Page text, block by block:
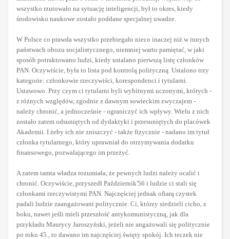
wszystko rzutowało na sytuację inteligencji, był to okres, kiedy
środowisko naukowe zostało poddane specjalnej uwadze.
W Polsce co prawda wszystko przebiegało nieco inaczej niż w innych
państwach obozu socjalistycznego, niemniej warto pamiętać, w jaki
sposób potraktowano ludzi, kiedy ustalano pierwszą listę członków
PAN. Oczywiście, była to lista pod kontrolą polityczną. Ustalono trzy
kategorie: członkowie rzeczywiści, korespondenci i tytularni.
Ustawowo. Przy czym ci tytularni byli wybitnymi uczonymi, których -
z różnych względów, zgodnie z dawnym sowieckim zwyczajem -
należy chronić, a jednocześnie - ograniczyć ich wpływy. Wielu z nich
zostało zatem odsuniętych od dydaktyki i przesuniętych do placówek
Akademii. I żeby ich nie zniszczyć - także fizycznie - nadano im tytuł
członka tytularnego, który uprawniał do otrzymywania dodatku
finansowego, pozwalającego im przeżyć.
A zatem tamta władza rozumiała, że pewnych ludzi należy ocalić i
chronić. Oczywiście, przyszedł Październik'56 i ludzie ci stali się
członkami rzeczywistymi PAN. Najczęściej jednak ofiarą czystek
padali ludzie zaangażowani politycznie. Ci, którzy siedzieli cicho, z
boku, nawet jeśli mieli przeszłość antykomunistyczną, jak dla
przykładu Maurycy Jaroszyński, jeżeli nie angażowali się politycznie
po roku 45., to dawano im najczęściej święty spokój. Ich teczek nie